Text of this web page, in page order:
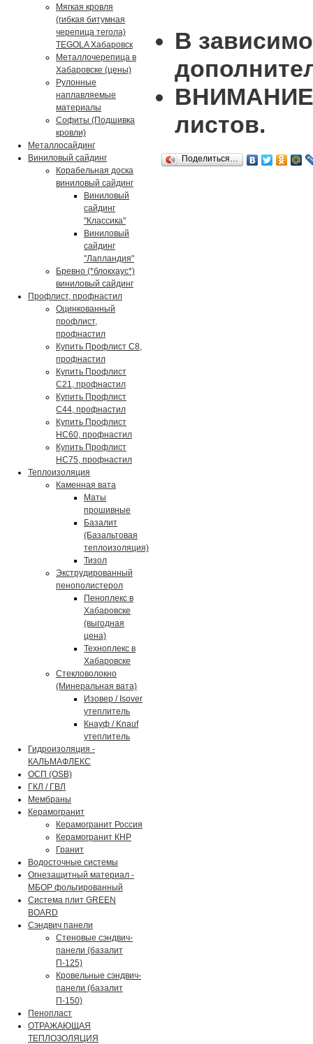
Мягкая кровля
(гибкая битумная
черепица тегола)
TEGOLA Хабаровск
Металлочерепица в
Хабаровске (цены)
Рулонные
наплавляемые
материалы
Софиты (Подшивка
кровли)
Металлосайдинг
Виниловый сайдинг
Корабельная доска
виниловый сайдинг
Виниловый
сайдинг
"Классика"
Виниловый
сайдинг
"Лапландия"
Бревно (*блокхаус*)
виниловый сайдинг
Профлист, профнастил
Оцинкованный
профлист,
профнастил
Купить Профлист С8,
профнастил
Купить Профлист
С21, профнастил
Купить Профлист
С44, профнастил
Купить Профлист
НС60, профнастил
Купить Профлист
НС75, профнастил
Теплоизоляция
Каменная вата
Маты
прошивные
Базалит
(Базальтовая
теплоизоляция)
Тизол
Экструдированный
пенополистерол
Пеноплекс в
Хабаровске
(выгодная
цена)
Техноплекс в
Хабаровске
Стекловолокно
(Минеральная вата)
Изовер / Isover
утеплитель
Кнауф / Knauf
утеплитель
Гидроизоляция -
КАЛЬМАФЛЕКС
ОСП (OSB)
ГКЛ / ГВЛ
Мембраны
Керамогранит
Керамогранит Россия
Керамогранит КНР
Гранит
Водосточные системы
Огнезащитный материал -
МБОР фольгированный
Система плит GREEN
BOARD
Сэндвич панели
Стеновые сэндвич-
панели (базалит
П-125)
Кровельные сэндвич-
панели (базалит
П-150)
Пенопласт
ОТРАЖАЮЩАЯ
ТЕПЛОЗОЛЯЦИЯ
В
листов.
Поделиться…